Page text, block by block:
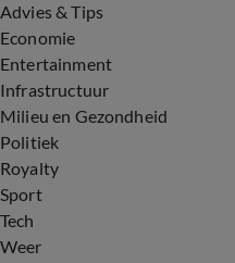
Advies & Tips
Economie
Entertainment
Infrastructuur
Milieu en Gezondheid
Politiek
Royalty
Sport
Tech
Weer